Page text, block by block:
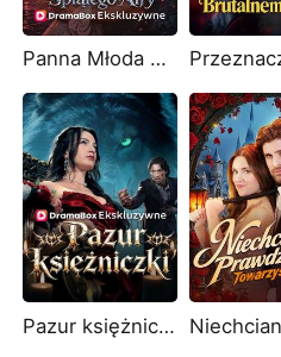
Panna Młoda Dla Śpiącego Alfy
Pazur księżniczki